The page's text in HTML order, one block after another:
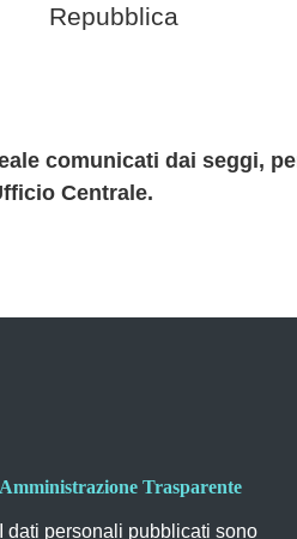
Repubblica
comunicati dai seggi,
Centrale.
Amministrazione Trasparente
I dati personali pubblicati sono